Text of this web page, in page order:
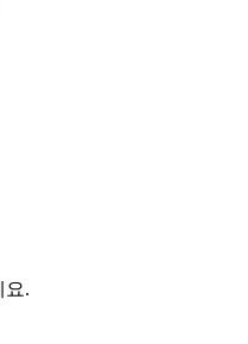
요.